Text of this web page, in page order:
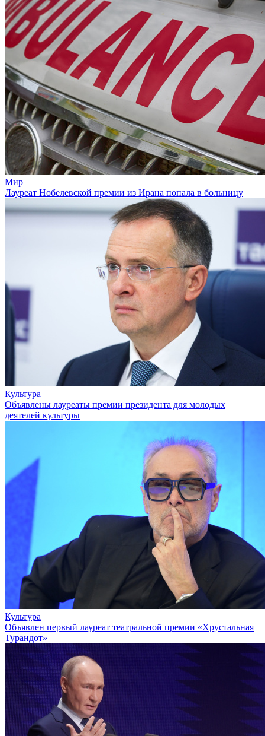
Мир
Лауреат Нобелевской премии из Ирана попала в больницу
Культура
Объявлены лауреаты премии президента для молодых
деятелей культуры
Культура
Объявлен первый лауреат театральной премии «Хрустальная
Турандот»